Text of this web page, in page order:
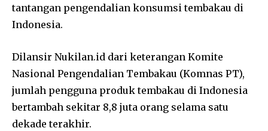
tantangan pengendalian konsumsi tembakau di
Indonesia.
Dilansir Nukilan.id dari keterangan Komite
Nasional Pengendalian Tembakau (Komnas PT),
jumlah pengguna produk tembakau di Indonesia
bertambah sekitar 8,8 juta orang selama satu
dekade terakhir.